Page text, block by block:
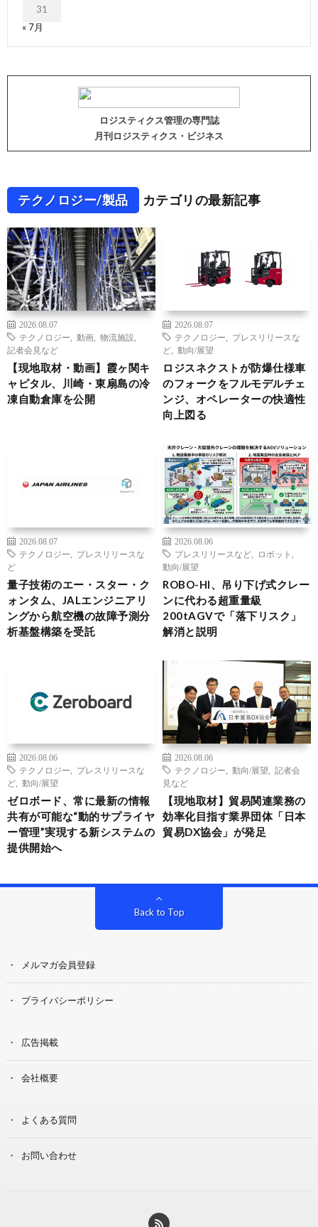
31
« 7月
ロジスティクス管理の専門誌
月刊ロジスティクス・ビジネス
テクノロジー/製品 カテゴリの最新記事
2026.08.07
テクノロジー
動画 物流施設
記者会見など
【現地取材・動画】霞ヶ関キ
ャピタル、川崎・東扇島の冷
凍自動倉庫を公開
2026.08.07
テクノロジー
プレスリリースな
ど
動向/展望
ロジスネクストが防爆仕様車
のフォークをフルモデルチェ
ンジ、オペレーターの快適性
向上図る
2026.08.07
テクノロジー
プレスリリースな
ど
量子技術のエー・スター・ク
ォンタム、JALエンジニアリ
ングから航空機の故障予測分
析基盤構築を受託
2026.08.06
プレスリリースなど
ロボット
動向/展望
ROBO-HI、吊り下げ式クレー
ンに代わる超重量級
200tAGVで「落下リスク」
解消と説明
2026.08.06
テクノロジー
プレスリリースな
ど
動向/展望
ゼロボード、常に最新の情報
共有が可能な“動的サプライヤ
ー管理”実現する新システムの
提供開始へ
2026.08.06
テクノロジー
動向/展望
記者会
見など
【現地取材】貿易関連業務の
効率化目指す業界団体「日本
貿易DX協会」が発足
Back to Top
メルマガ会員登録
プライバシーポリシー
広告掲載
会社概要
よくある質問
お問い合わせ